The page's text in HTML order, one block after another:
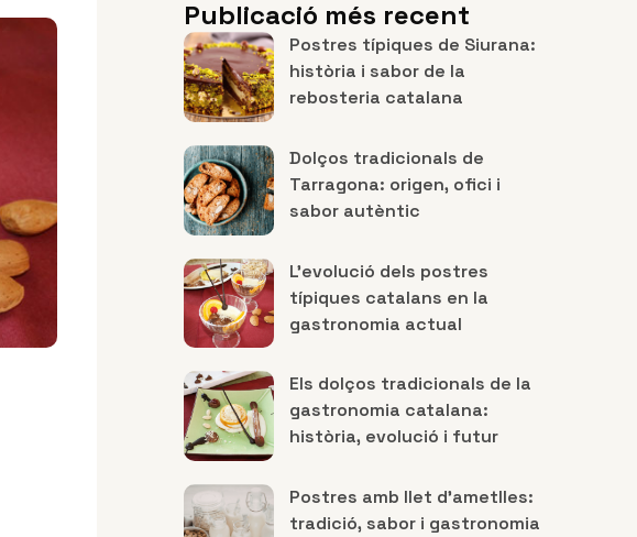
Publicació més recent
Postres típiques de Siurana:
història i sabor de la
rebosteria catalana
Dolços tradicionals de
Tarragona: origen, ofici i
sabor autèntic
L’evolució dels postres
típiques catalans en la
gastronomia actual
Els dolços tradicionals de la
gastronomia catalana:
història, evolució i futur
Postres amb llet d’ametlles:
tradició, sabor i gastronomia